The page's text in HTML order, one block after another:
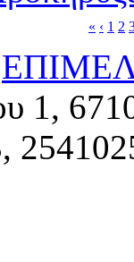
« ‹ 1 2
1,